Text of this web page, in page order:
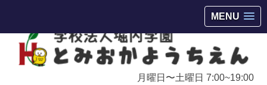
MENU
月曜日〜土曜日 7:00~19:00